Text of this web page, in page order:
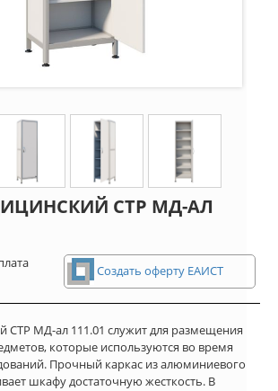
СТР МД-АЛ
Создать оферту ЕАИСТ
СТР МД-ал 111.01 служит для размещения
которые используются во время
Прочный каркас из алюминиевого
шкафу достаточную жесткость. В